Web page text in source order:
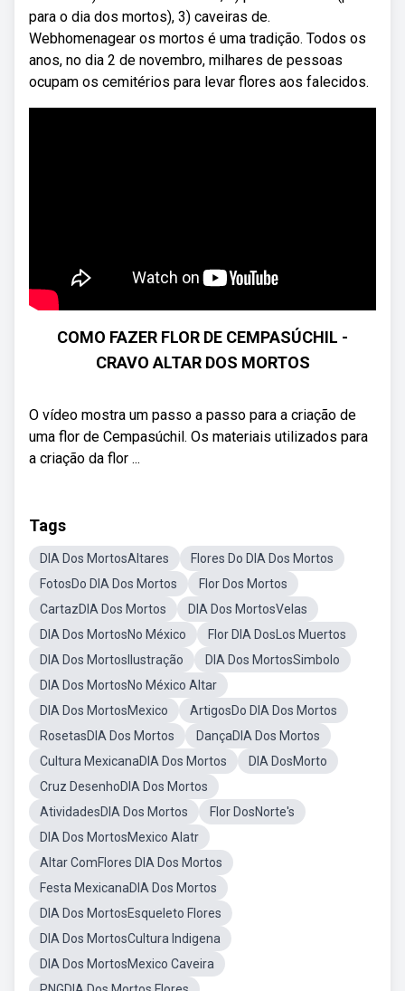
para o dia dos mortos), 3) caveiras de.
Webhomenagear os mortos é uma tradição. Todos os
anos, no dia 2 de novembro, milhares de pessoas
ocupam os cemitérios para levar flores aos falecidos.
COMO FAZER FLOR DE CEMPASÚCHIL -
CRAVO ALTAR DOS MORTOS
O vídeo mostra um passo a passo para a criação de
uma flor de Cempasúchil. Os materiais utilizados para
a criação da flor ...
Tags
DIA Dos MortosAltares
Flores Do DIA Dos Mortos
FotosDo DIA Dos Mortos
Flor Dos Mortos
CartazDIA Dos Mortos
DIA Dos MortosVelas
DIA Dos MortosNo México
Flor DIA DosLos Muertos
DIA Dos MortosIlustração
DIA Dos MortosSimbolo
DIA Dos MortosNo México Altar
DIA Dos MortosMexico
ArtigosDo DIA Dos Mortos
RosetasDIA Dos Mortos
DançaDIA Dos Mortos
Cultura MexicanaDIA Dos Mortos
DIA DosMorto
Cruz DesenhoDIA Dos Mortos
AtividadesDIA Dos Mortos
Flor DosNorte's
DIA Dos MortosMexico Alatr
Altar ComFlores DIA Dos Mortos
Festa MexicanaDIA Dos Mortos
DIA Dos MortosEsqueleto Flores
DIA Dos MortosCultura Indigena
DIA Dos MortosMexico Caveira